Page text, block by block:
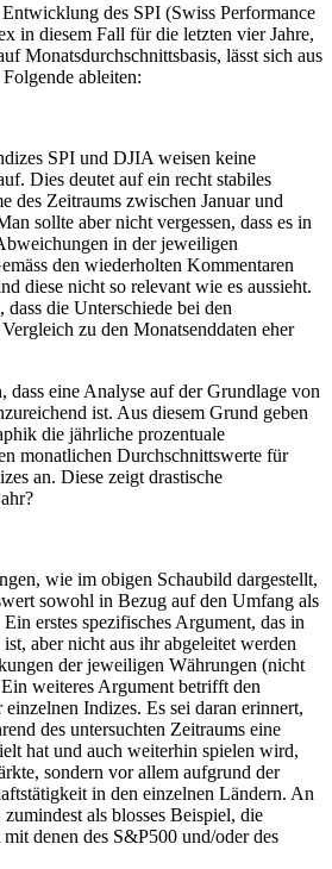
des SPI (Swiss Performance
in diesem Fall für die letzten vier Jahre,
Monatsdurchschnittsbasis, lässt sich aus
ableiten:
SPI und DJIA weisen keine
Dies deutet auf ein recht stabiles
des Zeitraums zwischen Januar und
sollte aber nicht vergessen, dass es in
in der jeweiligen
den wiederholten Kommentaren
diese nicht so relevant wie es aussieht.
die Unterschiede bei den
zu den Monatsenddaten eher
dass eine Analyse auf der Grundlage von
ist. Aus diesem Grund geben
die jährliche prozentuale
monatlichen Durchschnittswerte für
an. Diese zeigt drastische
wie im obigen Schaubild dargestellt,
sowohl in Bezug auf den Umfang als
erstes spezifisches Argument, das in
aber nicht aus ihr abgeleitet werden
der jeweiligen Währungen (nicht
weiteres Argument betrifft den
Indizes. Es sei daran erinnert,
des untersuchten Zeitraums eine
hat und auch weiterhin spielen wird,
sondern vor allem aufgrund der
in den einzelnen Ländern. An
als blosses Beispiel, die
denen des S&P500 und/oder des